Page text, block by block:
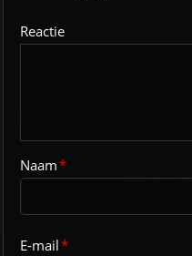
Reactie
Naam*
E-mail*